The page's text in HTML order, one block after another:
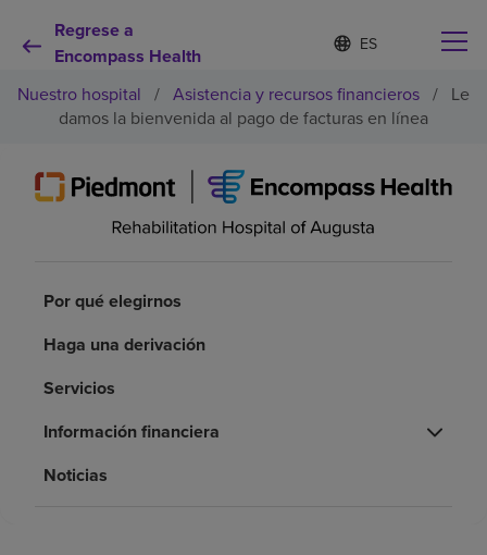
Regrese a
Encompass Health
Lista
de
idiomas
contraída
d
o
m
e
l
e
c
Por qué debe elegirnos
Pacientes y cuidadores
Recursos de salud
Acerca de nosotros
Nuestro hospital / Asistencia y recursos financieros / Le
damos la bienvenida al pago de facturas en línea
Por qué elegirnos
Haga una derivación
Servicios
Información financiera
Noticias